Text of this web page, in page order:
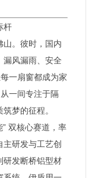
杆
。彼时，国内
漏风漏雨、安全
一扇窗都成为家
一间专注于隔
梦的征程。
双核心赛道，率
研发与工艺创
研发断桥铝型材